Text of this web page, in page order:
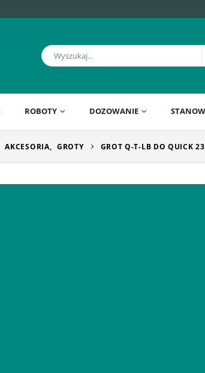
ROBOTY DOZOWANIE
AKCESORIA, GROTY GROT Q-T-LB DO QUICK